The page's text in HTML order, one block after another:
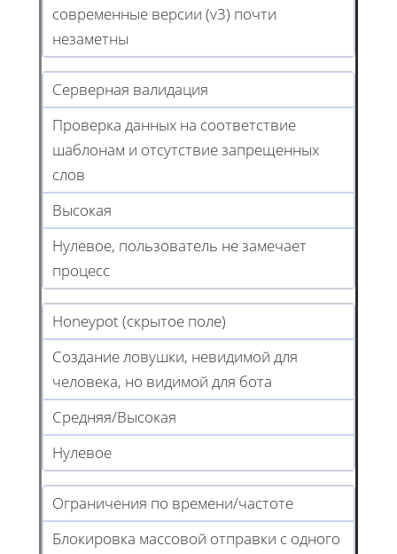
современные версии (v3) почти
незаметны
Серверная валидация
Проверка данных на соответствие
шаблонам и отсутствие запрещенных
слов
Высокая
Нулевое, пользователь не замечает
процесс
Honeypot (скрытое поле)
Создание ловушки, невидимой для
человека, но видимой для бота
Средняя/Высокая
Нулевое
Ограничения по времени/частоте
Блокировка массовой отправки с одного